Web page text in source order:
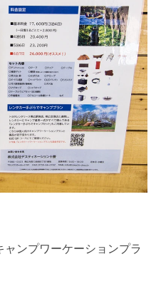
ンプワーケーションプラ